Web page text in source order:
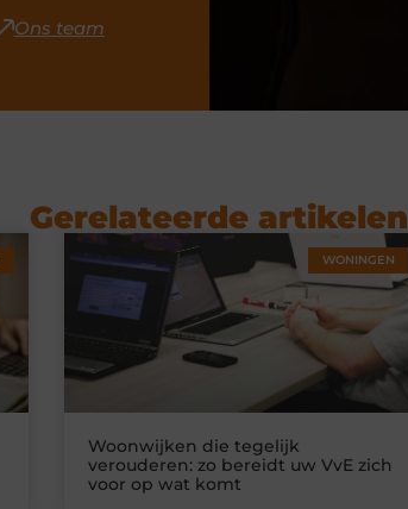
Ons team
Gerelateerde artikelen
WONINGEN
Woonwijken die tegelijk
verouderen: zo bereidt uw VvE zich
voor op wat komt